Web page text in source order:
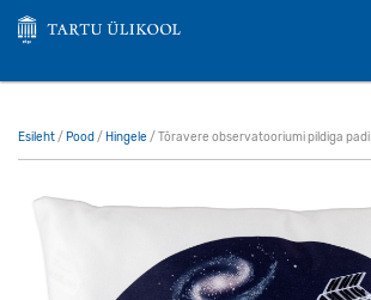
Esileht/ Pood / Hingele / Tõravere observatooriumi pildiga padi